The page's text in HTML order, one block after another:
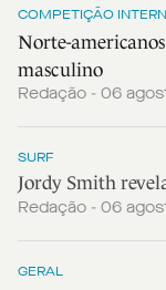
COMPETIÇÃO
Norte-
masculino
Redação - 06
SURF
Jordy Smith
Redação - 06
GERAL